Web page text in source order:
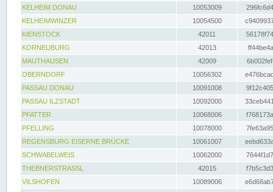
KELHEIM DONAU
10053009
KELHEIMWINZER
10054500
KIENSTOCK
42011
KORNEUBURG
42013
MAUTHAUSEN
42009
OBERNDORF
10056302
PASSAU DONAU
10091008
PASSAU ILZSTADT
10092000
PFATTER
10068006
PFELLING
10078000
REGENSBURG EISERNE BRÜCKE
10061007
SCHWABELWEIS
10062000
THEBNERSTRASSL
42015
VILSHOFEN
10089006